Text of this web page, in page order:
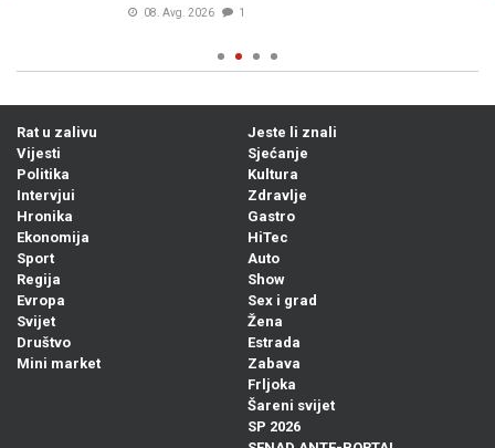
1
Rat u zalivu
Vijesti
Politika
Intervjui
Hronika
Ekonomija
Sport
Regija
Evropa
Svijet
Društvo
Mini market
Jeste li znali
Sjećanje
Kultura
Zdravlje
Gastro
HiTec
Auto
Show
Sex i grad
Žena
Estrada
Zabava
Frljoka
Šareni svijet
SP 2026